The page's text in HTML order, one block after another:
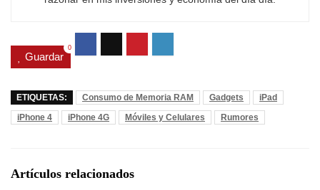
Guardar
0
ETIQUETAS: Consumo de Memoria RAM Gadgets
iPad
iPhone 4
iPhone 4G Móviles y Celulares Rumores
Artículos relacionados